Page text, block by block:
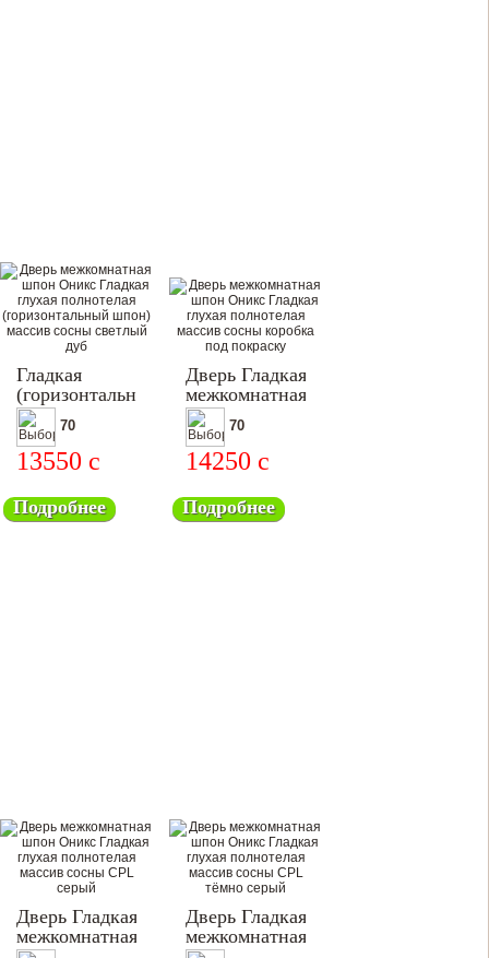
Гладкая
(горизонтальный
шпон)
70
13550 c
Подробнее
Дверь Гладкая
межкомнатная
70
14250 c
Подробнее
Дверь Гладкая
межкомнатная
Дверь Гладкая
межкомнатная